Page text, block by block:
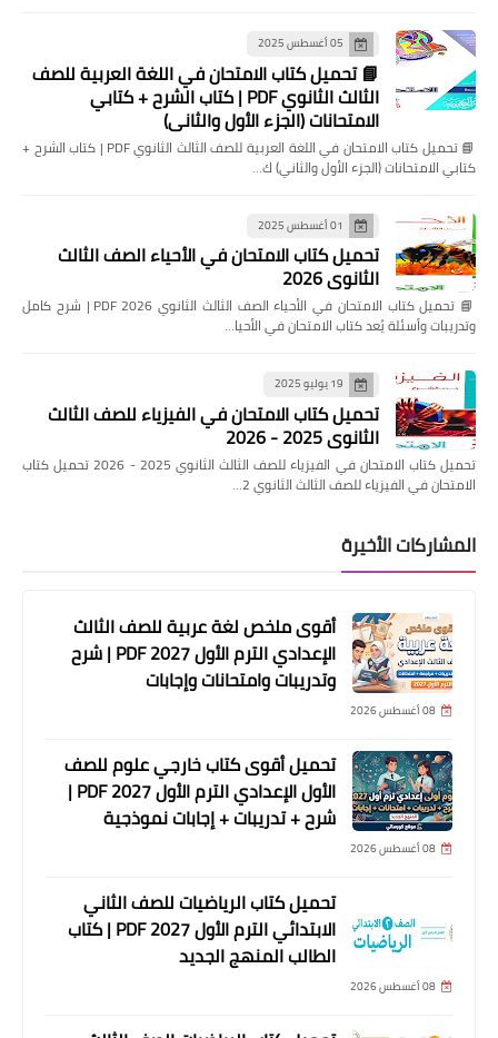
05 أغسطس 2025
📘 تحميل كتاب الامتحان في اللغة العربية للصف
الثالث الثانوي PDF | كتاب الشرح + كتابي
الامتحانات (الجزء الأول والثاني)
📘 تحميل كتاب الامتحان في اللغة العربية للصف الثالث الثانوي PDF | كتاب الشرح +
كتابي الامتحانات (الجزء الأول والثاني) ك…
01 أغسطس 2025
تحميل كتاب الامتحان في الأحياء الصف الثالث
الثانوي 2026
📘 تحميل كتاب الامتحان في الأحياء الصف الثالث الثانوي 2026 PDF | شرح كامل
وتدريبات وأسئلة يُعد كتاب الامتحان في الأحيا…
19 يوليو 2025
تحميل كتاب الامتحان في الفيزياء للصف الثالث
الثانوي 2025 - 2026
تحميل كتاب الامتحان في الفيزياء للصف الثالث الثانوي 2025 - 2026 تحميل كتاب
الامتحان في الفيزياء للصف الثالث الثانوي 2…
المشاركات الأخيرة
أقوى ملخص لغة عربية للصف الثالث
الإعدادي الترم الأول 2027 PDF | شرح
وتدريبات وامتحانات وإجابات
08 أغسطس 2026
تحميل أقوى كتاب خارجي علوم للصف
الأول الإعدادي الترم الأول 2027 PDF |
شرح + تدريبات + إجابات نموذجية
08 أغسطس 2026
تحميل كتاب الرياضيات للصف الثاني
الابتدائي الترم الأول 2027 PDF | كتاب
الطالب المنهج الجديد
08 أغسطس 2026